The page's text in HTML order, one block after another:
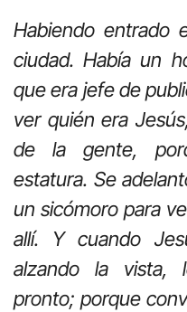
Habiendo entrado
ciudad. Había un
que era jefe de
ver quién era
de la gente,
estatura. Se
un sicómoro para
allí. Y cuando
alzando la vista,
pronto; porque